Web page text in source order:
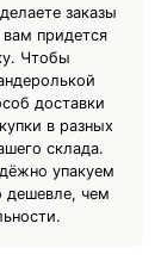
заказы
вам придется
Чтобы
доставки
в разных
склада.
упакуем
дешевле, чем